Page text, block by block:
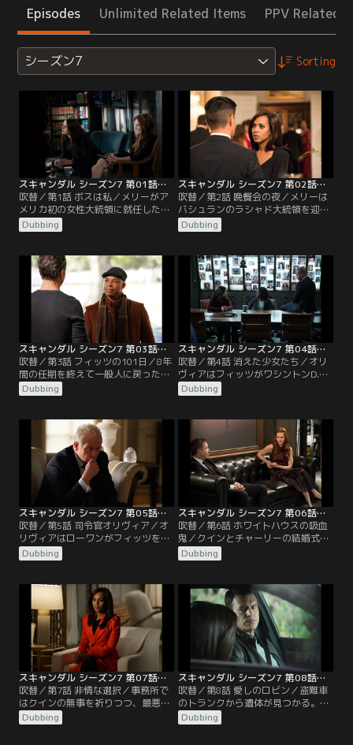
Episodes Unlimited Related Items PPV Related
シーズン7 Sorting
スキャンダル シーズン7 第01話／吹替
吹替／第1話 ボスは私／メリーがア
メリカ初の女性大統領に就任した直
後、副大統領ルナが他界。サイラス
が後任に決まると、メリーは超党派
ーの公約である大学無償化の実現に
向けて動き出す。オリヴィアは票固
めのため、反対派であるマイケルズ
上院議員のスキャンダルをネタに恫
喝し、難なく賛成派に転じさせてい
た。一方、ローワンは…。
Dubbing
スキャンダル シーズン7 第02話／吹替
吹替／第2話 晩餐会の夜／メリーは
バシュランのラシャド大統領を迎え
て、中東和平の足掛かりとなる核合
意を取り付けようとしていた。オリ
ャドの身辺をジェイクに探らせる。
ラシャドがめいヤスミンを偽名で有
名大学に留学させていることを突き
止めたオリヴィアは、ヤスミンの情
報を使って揺さぶりを掛ける。一
方、サイラスは…。
Dubbing
スキャンダル シーズン7 第03話／吹替
吹替／第3話 フィッツの101日／8年
間の任期を終えて一般人に戻ったフ
ィッツ。気ままなひとり暮らしにわ
びしさを覚えるフィッツだったが、
統領図書館」建設に向けて、マーカ
スとの二人三脚が始まった。しか
し、順調だった2人の関係が徐々に
きしみ始め、寄付金集めをきっかけ
にマーカスの不満が爆発する。同じ
ころ、フィッツ邸に…。
Dubbing
スキャンダル シーズン7 第04話／吹替
吹替／第4話 消えた少女たち／オリ
ヴィアはフィッツがワシントンD.C.
に戻ってきたことに困惑していた。
フィッツは黒人の少女が行方不明に
説明。オリヴィアに協力を求める
が、核安全サミットの準備があるオ
リヴィアはクインの事務所QPAに持
ち込むように言ってフィッツを突き
放す。一方メリーとラシャド大統領
は、お互いに…。
Dubbing
スキャンダル シーズン7 第05話／吹替
吹替／第5話 司令官オリヴィア／オ
リヴィアはローワンがフィッツを抱
き込んでいたことに激怒。オリヴィ
アの暴走を案じたフィッツは、メリ
B613について話す。何も知らなかっ
たメリーは、オリヴィアにB613を閉
鎖するように言う。同時にメリー
は、ラシャドを助けるためにバシュ
ランへの軍事介入を画策。ラシャド
がカーティスの…。
Dubbing
スキャンダル シーズン7 第06話／吹替
吹替／第6話 ホワイトハウスの吸血
鬼／クインとチャーリーの結婚式前
夜。クインに呼び出されたオリヴィ
アは、ラシャドとヤスミンを殺した
渋の決断だったと潔く認め、クイン
が大事にすべきはチャーリーとおな
かの子どもだとくぎを刺す。翌日、
結婚式会場にクインが現われない。
結婚におじけづき逃げ出した可能性
が浮上するが…。
Dubbing
スキャンダル シーズン7 第07話／吹替
吹替／第7話 非情な選択／事務所で
はクインの無事を祈りつつ、最悪の
場合を想定してモルグや病院で身元
不明者を調べる作業が始まる。アビ
Dubbing
スキャンダル シーズン7 第08話／吹替
吹替／第8話 愛しのロビン／盗難車
のトランクから遺体が見つかる。燃
やされていて身元確認はできない
が、トランクから採取された血液や
Dubbing